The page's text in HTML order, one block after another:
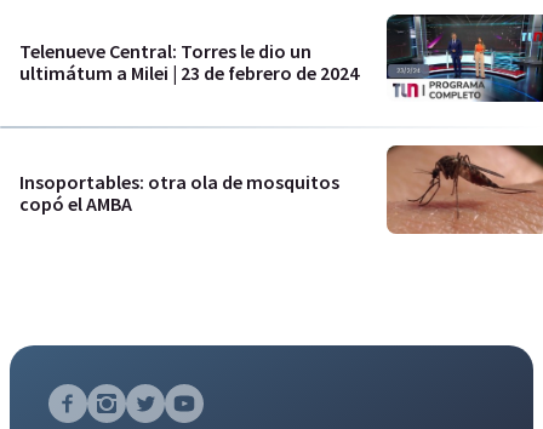
Telenueve Central: Torres le dio un
ultimátum a Milei | 23 de febrero de 2024
Insoportables: otra ola de mosquitos
copó el AMBA